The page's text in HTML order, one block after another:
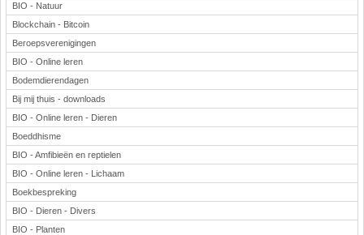
BIO - Natuur
Blockchain - Bitcoin
Beroepsverenigingen
BIO - Online leren
Bodemdierendagen
Bij mij thuis - downloads
BIO - Online leren - Dieren
Boeddhisme
BIO - Amfibieën en reptielen
BIO - Online leren - Lichaam
Boekbespreking
BIO - Dieren - Divers
BIO - Planten